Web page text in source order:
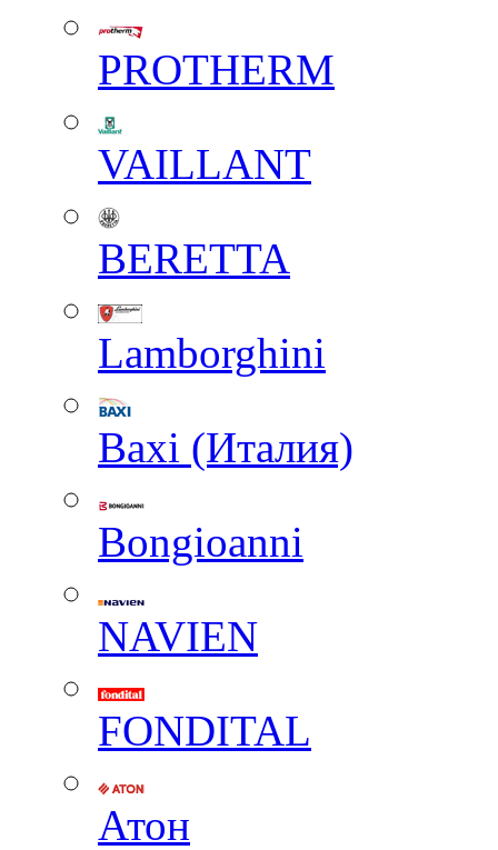
PROTHERM
VAILLANT
BERETTA
Lamborghini
Baxi (Италия)
Вongioanni
NAVIEN
FONDITAL
Атон